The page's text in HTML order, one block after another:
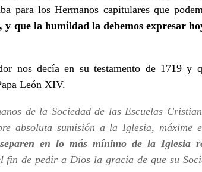
para los Hermanos capitulares que
la humildad la debemos expresar
nos decía en su testamento de 1719 y
León XIV.
de la Sociedad de las Escuelas
absoluta sumisión a la Iglesia, máxime
en lo más mínimo de la Iglesia
fin de pedir a Dios la gracia de que su